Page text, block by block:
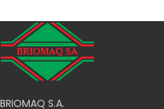
BRIOMAQ S.A.